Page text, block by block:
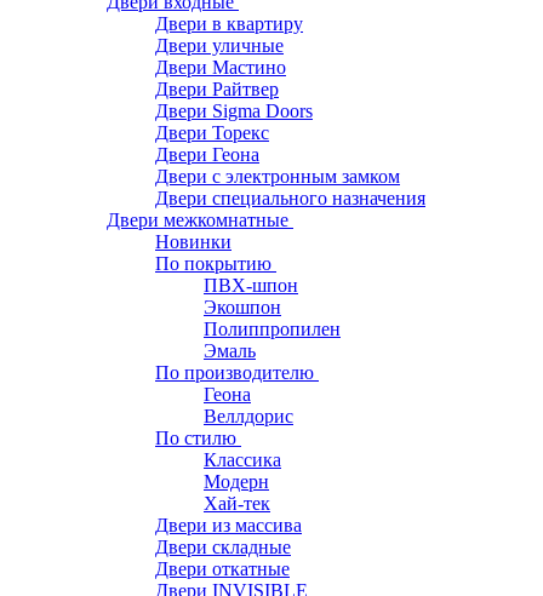
Двери в квартиру
Двери уличные
Двери Мастино
Двери Райтвер
Двери Sigma Doors
Двери Торекс
Двери Геона
Двери с электронным замком
Двери специального назначения
Двери межкомнатные
Новинки
По покрытию
ПВХ-шпон
Экошпон
Полиппропилен
Эмаль
По производителю
Геона
Веллдорис
По стилю
Классика
Модерн
Хай-тек
Двери из массива
Двери складные
Двери откатные
Двери INVISIBLE